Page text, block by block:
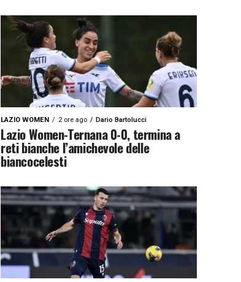
LAZIO WOMEN 2 ore ago Dario Bartolucci
Lazio Women-Ternana 0-0, termina a
reti bianche l’amichevole delle
biancocelesti